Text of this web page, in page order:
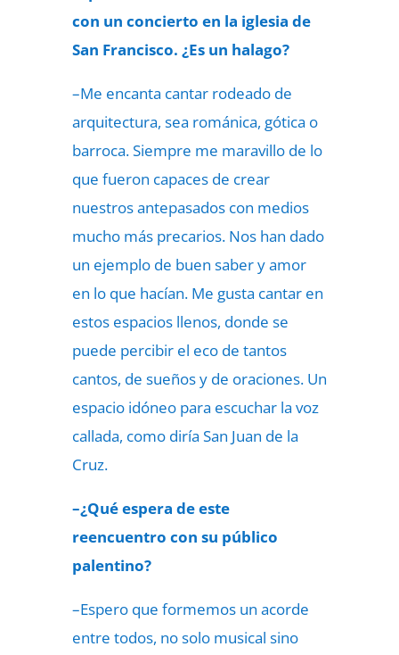
con un concierto en la iglesia de
San Francisco. ¿Es un halago?
–Me encanta cantar rodeado de
arquitectura, sea románica, gótica o
barroca. Siempre me maravillo de lo
que fueron capaces de crear
nuestros antepasados con medios
mucho más precarios. Nos han dado
un ejemplo de buen saber y amor
en lo que hacían. Me gusta cantar en
estos espacios llenos, donde se
puede percibir el eco de tantos
cantos, de sueños y de oraciones. Un
espacio idóneo para escuchar la voz
callada, como diría San Juan de la
Cruz.
–¿Qué espera de este
reencuentro con su público
palentino?
–Espero que formemos un acorde
entre todos, no solo musical sino